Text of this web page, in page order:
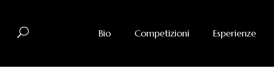
U Bio Competizioni Esperienze